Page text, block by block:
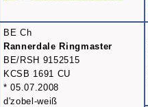
BE Ch
Rannerdale Ringmaster
BE/RSH 9152515
KCSB 1691 CU
* 05.07.2008
d'zobel-weiß